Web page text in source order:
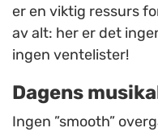
er en viktig ressurs
av alt: her er det
ingen ventelister!
Dagens
Ingen ”smooth”